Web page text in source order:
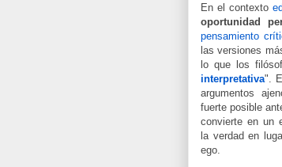
En el contexto
oportunidad
pensamiento
las versiones
lo que los
interpretativa".
argumentos
fuerte posible
convierte en un
la verdad en
ego.